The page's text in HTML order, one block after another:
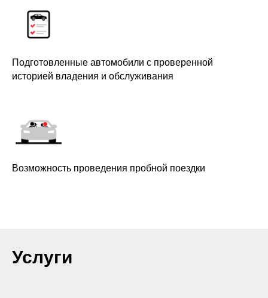
Подготовленные автомобили с проверенной
историей владения и обслуживания
Возможность проведения пробной поездки
Услуги